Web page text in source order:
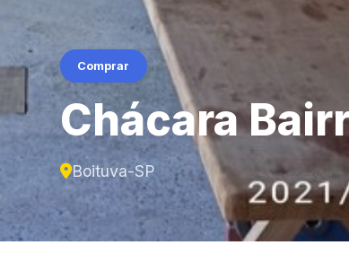
Comprar
Chácara
Boituva-SP